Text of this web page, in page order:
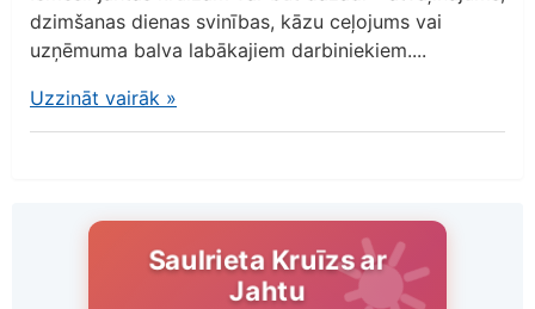
dzimšanas dienas svinības, kāzu ceļojums vai
uzņēmuma balva labākajiem darbiniekiem....
Uzzināt vairāk »
Saulrieta Kruīzs ar
Jahtu